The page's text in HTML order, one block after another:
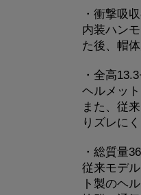
・衝撃吸
内装ハン
た後、帽
・全高
ヘルメッ
また、従
りズレに
・総質量
従来モデ
ト製のヘ